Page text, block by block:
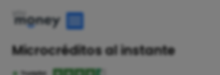
Microcréditos al instante